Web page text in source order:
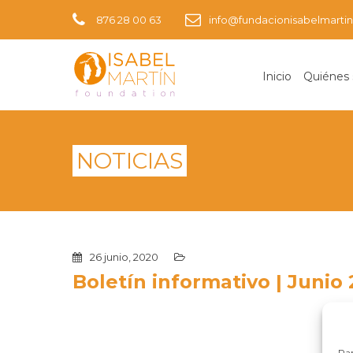
876 28 00 63
Inicio Quiénes
NOTICIAS
26 junio, 2020
Boletín informativo | Junio